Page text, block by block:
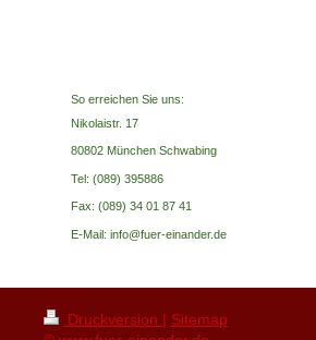
So erreichen Sie uns:
Nikolaistr. 17
80802 München Schwabing
Tel: (089) 395886
Fax: (089) 34 01 87 41
E-Mail: info@fuer-einander.de
Druckversion | Sitemap